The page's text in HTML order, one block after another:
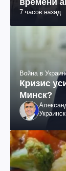
7 часов назад
Война в
Кризис
Минск?